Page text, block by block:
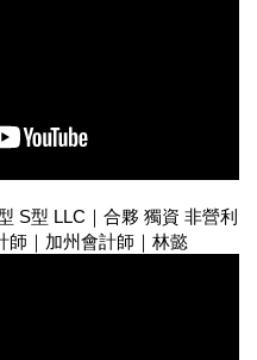
S型 LLC｜合夥 獨資 非營利
師｜加州會計師｜林懿